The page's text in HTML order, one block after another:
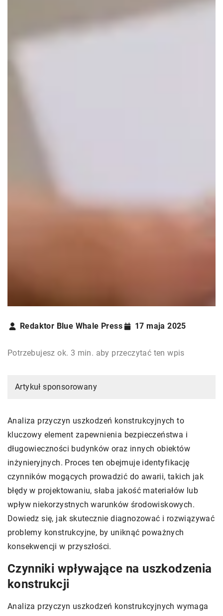
Redaktor Blue Whale Press 17 maja 2025
Potrzebujesz ok. 3 min. aby przeczytać ten wpis
Artykuł sponsorowany
Analiza przyczyn uszkodzeń konstrukcyjnych to
kluczowy element zapewnienia bezpieczeństwa i
długowieczności budynków oraz innych obiektów
inżynieryjnych. Proces ten obejmuje identyfikację
czynników mogących prowadzić do awarii, takich jak
błędy w projektowaniu, słaba jakość materiałów lub
wpływ niekorzystnych warunków środowiskowych.
Dowiedz się, jak skutecznie diagnozować i rozwiązywać
problemy konstrukcyjne, by uniknąć poważnych
konsekwencji w przyszłości.
Czynniki wpływające na uszkodzenia
konstrukcji
Analiza przyczyn uszkodzeń konstrukcyjnych wymaga